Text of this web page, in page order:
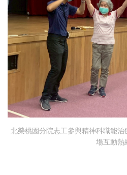
北榮桃園分院志工參與精神科職能
場互動熱